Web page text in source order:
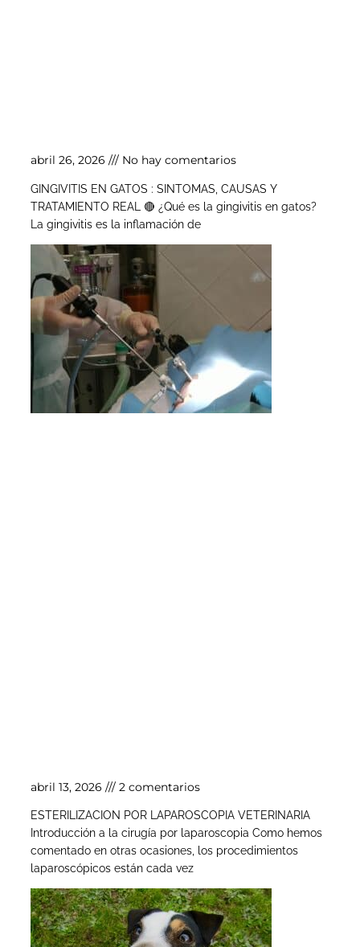
abril 26, 2026 No hay comentarios
GINGIVITIS EN GATOS : SINTOMAS, CAUSAS Y
TRATAMIENTO REAL 🔴 ¿Qué es la gingivitis en gatos?
La gingivitis es la inflamación de
abril 13, 2026 2 comentarios
ESTERILIZACION POR LAPAROSCOPIA VETERINARIA
Introducción a la cirugía por laparoscopia Como hemos
comentado en otras ocasiones, los procedimientos
laparoscópicos están cada vez